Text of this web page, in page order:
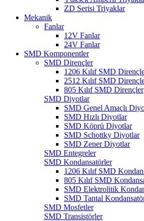
ZD Serisi Triyaklar
Mekanik
Fanlar
12V Fanlar
24V Fanlar
SMD Komponentler
SMD Dirençler
1206 Kılıf SMD
2512 Kılıf SMD
805 Kılıf SMD Dirençler
SMD Diyotlar
SMD Genel Amaçlı
SMD Hızlı Diyotlar
SMD Köprü Diyotlar
SMD Schottky Diyotlar
SMD Zener Diyotlar
SMD Entegreler
SMD Kondansatörler
1206 Kılıf SMD
805 Kılıf SMD
SMD Elektrolitik
SMD Tantal
SMD Mosfetler
SMD Transistörler